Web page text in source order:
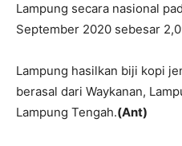
Lampung secara nasional
September 2020 sebesar
Lampung hasilkan biji kopi
berasal dari Waykanan,
Lampung Tengah.(Ant)